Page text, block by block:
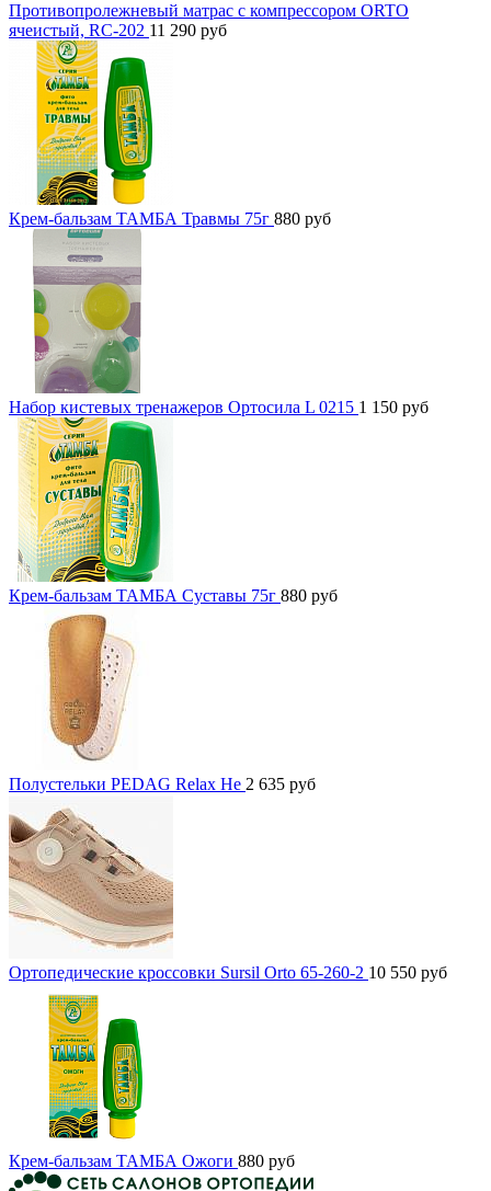
Противопролежневый матрас с компрессором ORTO
ячеистый, RC-202 11 290 руб
Крем-бальзам ТАМБА Травмы 75г 880 руб
Набор кистевых тренажеров Ортосила L 0215 1 150 руб
Крем-бальзам ТАМБА Суставы 75г 880 руб
Полустельки PEDAG Relax He 2 635 руб
Ортопедические кроссовки Sursil Orto 65-260-2 10 550 руб
Крем-бальзам ТАМБА Ожоги 880 руб